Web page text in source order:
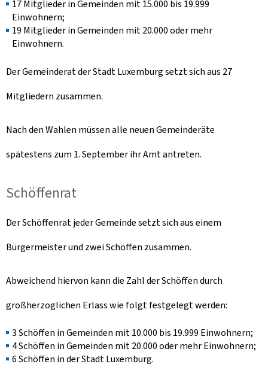
17 Mitglieder in Gemeinden mit 15.000 bis 19.999
Einwohnern;
19 Mitglieder in Gemeinden mit 20.000 oder mehr
Einwohnern.
Der Gemeinderat der Stadt Luxemburg setzt sich aus 27
Mitgliedern zusammen.
Nach den Wahlen müssen alle neuen Gemeinderäte
spätestens zum 1. September ihr Amt antreten.
Schöffenrat
Der Schöffenrat jeder Gemeinde setzt sich aus einem
Bürgermeister und zwei Schöffen zusammen.
Abweichend hiervon kann die Zahl der Schöffen durch
großherzoglichen Erlass wie folgt festgelegt werden:
3 Schöffen in Gemeinden mit 10.000 bis 19.999 Einwohnern;
4 Schöffen in Gemeinden mit 20.000 oder mehr Einwohnern;
6 Schöffen in der Stadt Luxemburg.